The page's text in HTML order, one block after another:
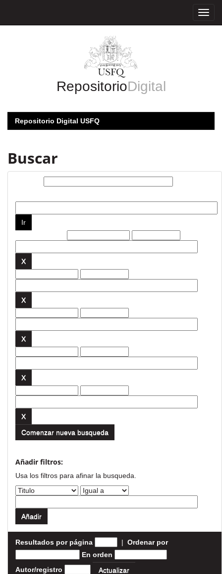
RepositorioDigital
Repositorio Digital USFQ
Buscar
Comenzar nueva busqueda
Añadir filtros:
Usa los filtros para afinar la busqueda.
Resultados por página | Ordenar por
En orden
Autor/registro